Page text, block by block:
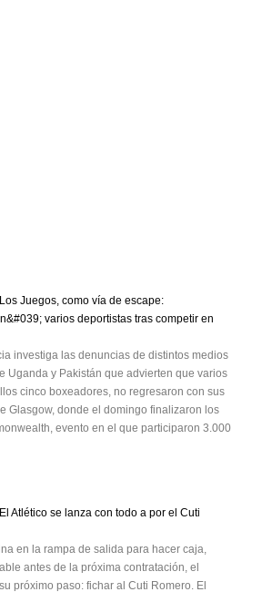
Los Juegos, como vía de escape:
varios deportistas tras competir en
investiga las denuncias de distintos medios
Uganda y Pakistán que advierten que varios
cinco boxeadores, no regresaron con sus
Glasgow, donde el domingo finalizaron los
evento en el que participaron 3.000
El Atlético se lanza con todo a por el Cuti
en la rampa de salida para hacer caja,
antes de la próxima contratación, el
próximo paso: fichar al Cuti Romero. El